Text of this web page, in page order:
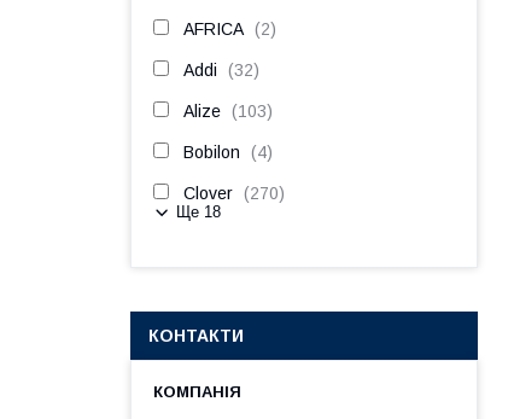
AFRICA 2
Addi 32
Alize 103
Bobilon 4
Clover 270
Ще 18
КОНТАКТИ